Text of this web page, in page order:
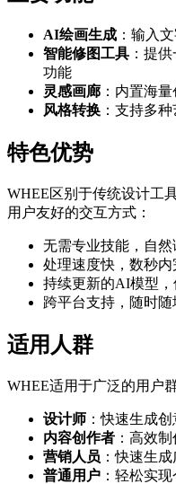
AI绘画生成 ：输入
智能修图工具 ：提
功能
灵感画廊 ：内置海
风格转换 ：支持多
特色优势
WHEE区别于传统设计工
用户友好的交互方式：
无需专业技能，自
处理速度快，数秒
持续更新的AI模型
跨平台支持，随时
适用人群
WHEE适用于广泛的用户
设计师 ：快速生成
内容创作者 ：高效
营销人员 ：快速生
普通用户 ：轻松实